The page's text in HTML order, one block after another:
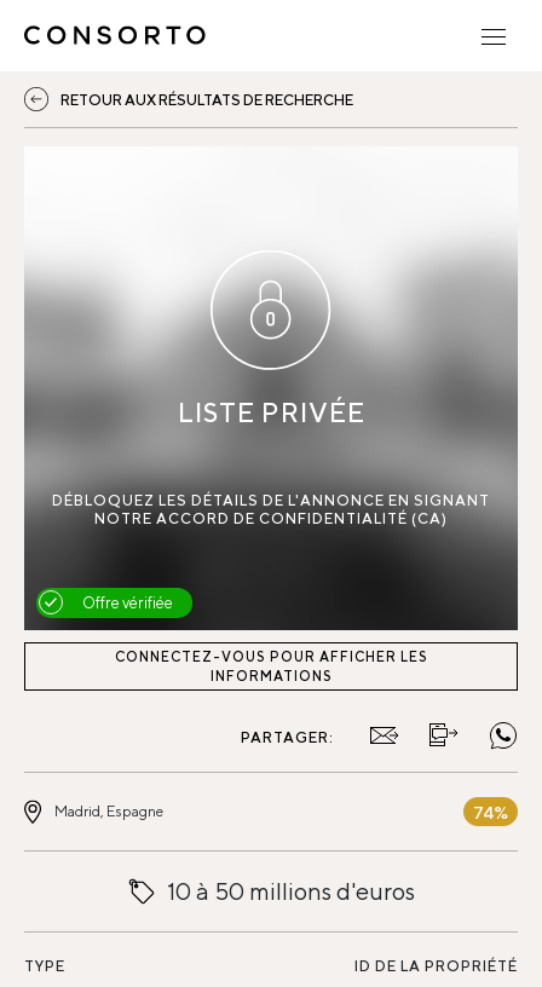
RETOUR AUX RÉSULTATS DE RECHERCHE
Offre vérifiée
LISTE PRIVÉE
DÉBLOQUEZ LES DÉTAILS DE L'ANNONCE EN SIGNANT
NOTRE ACCORD DE CONFIDENTIALITÉ (CA)
CONNECTEZ-VOUS POUR AFFICHER LES
INFORMATIONS
PARTAGER:
Madrid, Espagne 74%
10 à 50 millions d'euros
TYPE ID DE LA PROPRIÉTÉ